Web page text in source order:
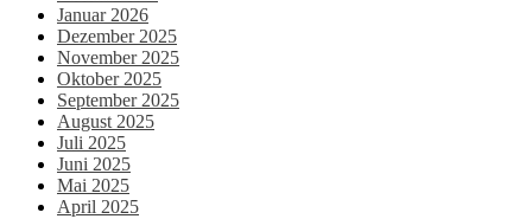
Januar 2026
Dezember 2025
November 2025
Oktober 2025
September 2025
August 2025
Juli 2025
Juni 2025
Mai 2025
April 2025